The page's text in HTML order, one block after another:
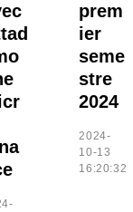
prem
ier
seme
stre
2024
2024-
10-13
16:20:32